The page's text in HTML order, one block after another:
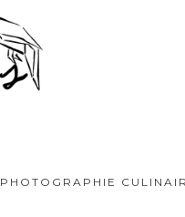
PHOTOGRAPHIE